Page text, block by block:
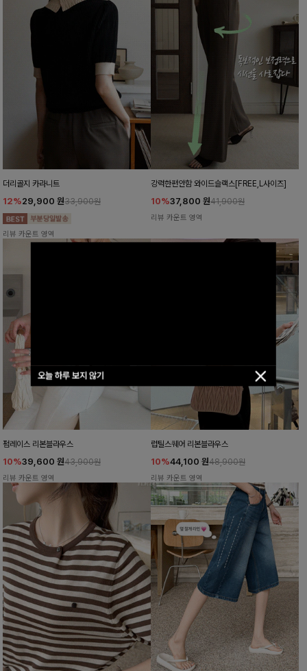
오늘 하루 보지 않기
더리골지 카라니트
12%29,900 원33,900원
리뷰 카운트 영역
강력한편안함 와이드슬랙스[FREE,L사이즈]
10%37,800 원41,900원
리뷰 카운트 영역
펌레이스 리본블라우스
10%39,600 원43,900원
리뷰 카운트 영역
럽틸스퀘어 리본블라우스
10%44,100 원48,900원
리뷰 카운트 영역